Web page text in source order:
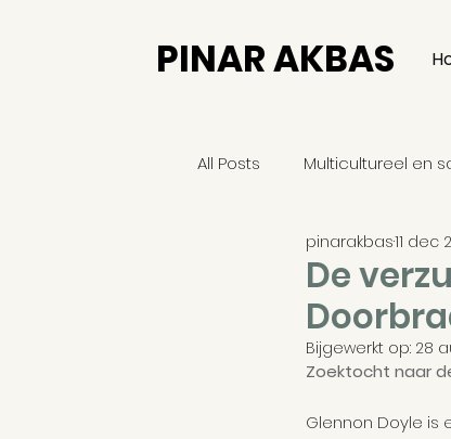
PINAR AKBAS
All Posts Multicultureel en
Europa
Persoonlijk verhaal
Democratie Religie
De
pinarakbas11 dec
Bijgewerkt op: 28
Zoektocht naar
Glennon Doyle is